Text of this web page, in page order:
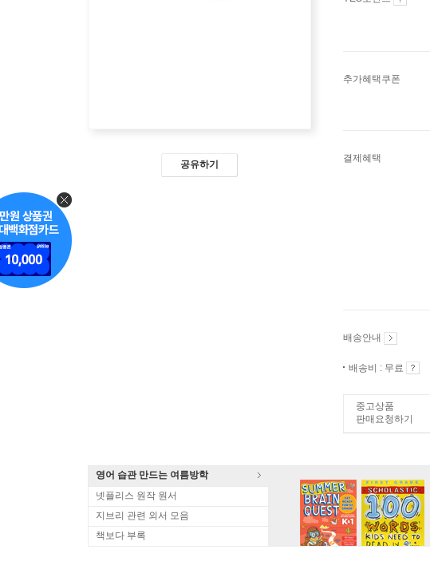
공유하기
추가혜택쿠폰
결제혜택
배송안내
배송비 : 무료
중고상품
판매요청하기
영어 습관 만드는 여름방학
넷플리스 원작 원서
지브리 관련 외서 모음
책보다 부록